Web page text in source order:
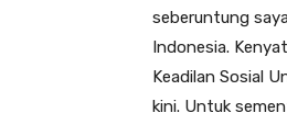
seberuntung
Indonesia.
Keadilan Sosial
kini. Untuk